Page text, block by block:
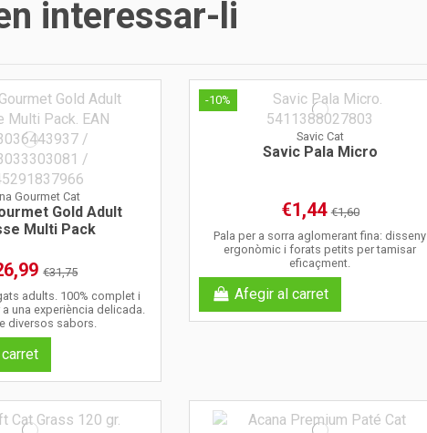
interessar-li
Gourmet Cat
Gold Adult
Multi Pack
€31,75
adults. 100% complet i
una experiència delicada.
diversos sabors.
-10%
Savic Cat
Savic Pala Micro
€1,44€1,60
Pala per a sorra aglomerant fina: disseny
ergonòmic i forats petits per tamisar
eficaçment.
Afegir al carret